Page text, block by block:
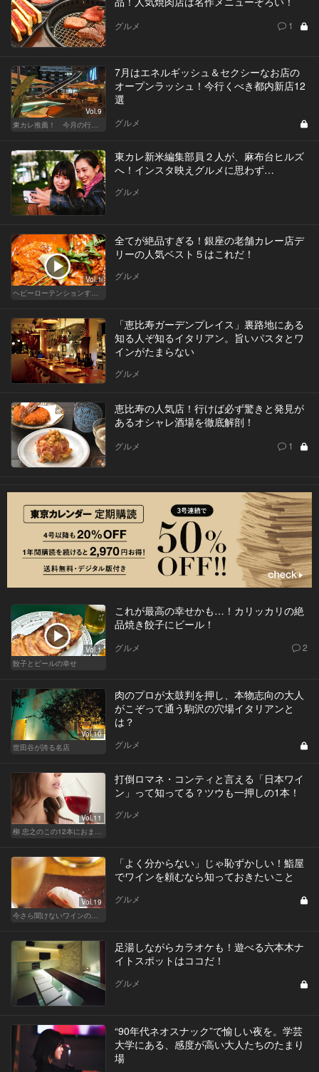
グルメ 1
Vol.9
東カレ推薦！ 今月の行くべき店
7月はエネルギッシュ＆セクシーなお店の
オープンラッシュ！今行くべき都内新店12
選
グルメ
東カレ新米編集部員２人が、麻布台ヒルズ
へ！インスタ映えグルメに思わず…
グルメ
Vol.1
ヘビーローテンションするカレー
全てが絶品すぎる！銀座の老舗カレー店デ
リーの人気ベスト５はこれだ！
グルメ
「恵比寿ガーデンプレイス」裏路地にある
知る人ぞ知るイタリアン。旨いパスタとワ
インがたまらない
グルメ
恵比寿の人気店！行けば必ず驚きと発見が
あるオシャレ酒場を徹底解剖！
グルメ 1
Vol.1
餃子とビールの幸せ
これが最高の幸せかも…！カリッカリの絶
品焼き餃子にビール！
グルメ 2
Vol.10
世田谷が誇る名店
肉のプロが太鼓判を押し、本物志向の大人
がこぞって通う駒沢の穴場イタリアンと
は？
グルメ
Vol.11
柳 忠之のこの12本におまかせ
打倒ロマネ・コンティと言える「日本ワイ
ン」って知ってる？ツウも一押しの1本！
グルメ
Vol.19
今さら聞けないワインの基礎知識
「よく分からない」じゃ恥ずかしい！鮨屋
でワインを頼むなら知っておきたいこと
グルメ
足湯しながらカラオケも！遊べる六本木ナ
イトスポットはココだ！
グルメ
“90年代ネオスナック”で愉しい夜を。学芸
大学にある、感度が高い大人たちのたまり
場